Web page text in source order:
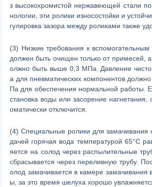
з высокохромистой нержавеющей стали
нологии, эти ролики износостойки и
гулировка зазора между роликами также
(3) Низкие требования к
должен быть очищен только от примесей,
олжно быть выше 0,3 МПа. Давление
а для пневматических компонентов
Па для обеспечения нормальной работы.
становка воды или засорение нагнетания,
оматически отключится.
(4) Специальные ролики для замачивания
дачей горячая вода температурой 65°C
яется на солод через распылительные
сбрасывается через переливную трубу.
олод замачивается в камере замачивания
ы, за это время шелуха хорошо